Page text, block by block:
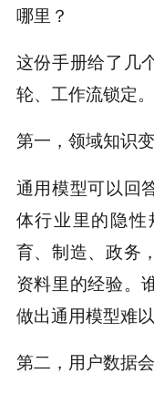
哪里？
这份手册给了几
轮、工作流锁定。
第一，领域知识变
通用模型可以回
体行业里的隐
育、制造、政务
资料里的经验。
做出通用模型难
第二，用户数据